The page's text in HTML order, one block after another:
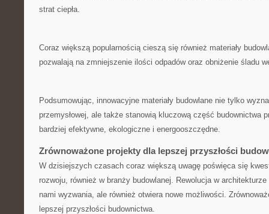
strat ciepła.
Coraz ⁢większą popularnością cieszą się również materiały
pozwalają na zmniejszenie ilości ⁣odpadów ⁢oraz ⁣obniżenie śladu
Podsumowując, innowacyjne ⁢materiały budowlane nie tylko
przemysłowej, ale także stanowią kluczową część budownictwa
bardziej‍ efektywne, ekologiczne ⁣i⁤ energooszczędne.
Zrównoważone projekty ⁣dla lepszej przyszłości​
W ​dzisiejszych ‌czasach coraz większą uwagę poświęca się⁤
rozwoju, również⁣ w branży budowlanej.‌ Rewolucja w
nami wyzwania, ale również otwiera ‍nowe⁢ możliwości.‍
lepszej przyszłości budownictwa.